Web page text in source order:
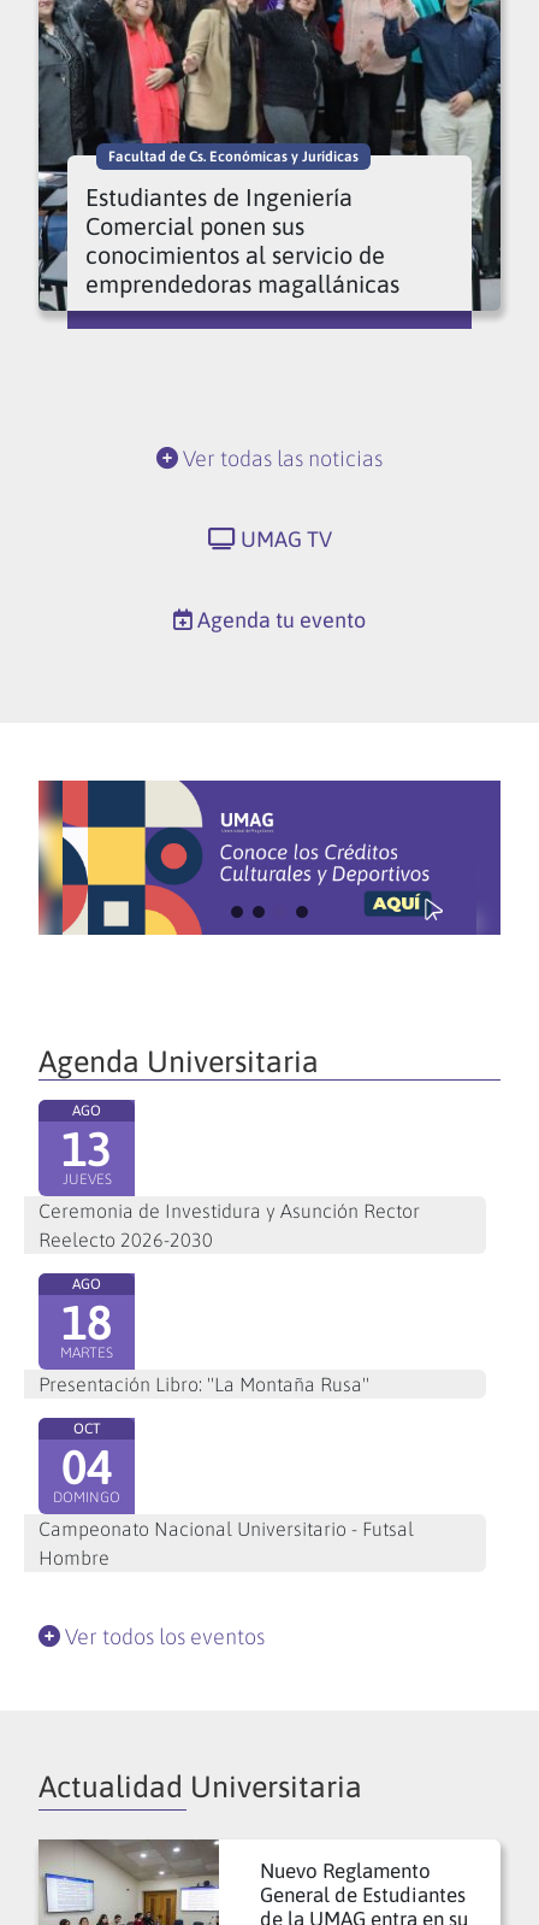
Facultad de Cs. Económicas y Jurídicas
Estudiantes de Ingeniería
Comercial ponen sus
conocimientos al servicio de
emprendedoras magallánicas
Ver todas las noticias
UMAG TV
Agenda tu evento
Agenda Universitaria
AGO
13
JUEVES
Ceremonia de Investidura y Asunción Rector
Reelecto 2026-2030
AGO
18
MARTES
Presentación Libro: "La Montaña Rusa"
OCT
04
DOMINGO
Campeonato Nacional Universitario - Futsal
Hombre
Ver todos los eventos
Actualidad Universitaria
Nuevo Reglamento
General de Estudiantes
de la UMAG entra en su